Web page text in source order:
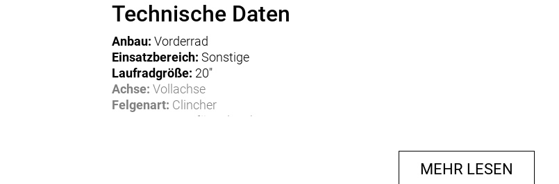
Technische Daten
Anbau: Vorderrad
Einsatzbereich: Sonstige
Laufradgröße: 20"
Achse: Vollachse
Felgenart: Clincher
für Felgenbremse
MEHR LESEN